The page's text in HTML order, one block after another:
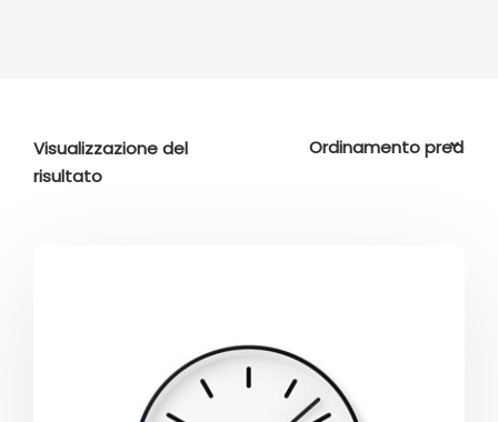
Visualizzazione del
risultato